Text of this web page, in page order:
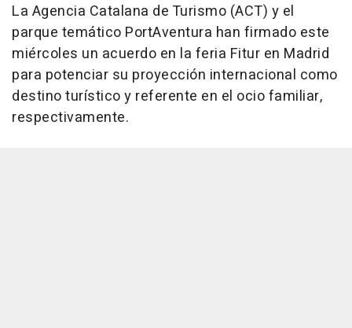
La Agencia Catalana de Turismo (ACT) y el
parque temático PortAventura han firmado este
miércoles un acuerdo en la feria Fitur en Madrid
para potenciar su proyección internacional como
destino turístico y referente en el ocio familiar,
respectivamente.